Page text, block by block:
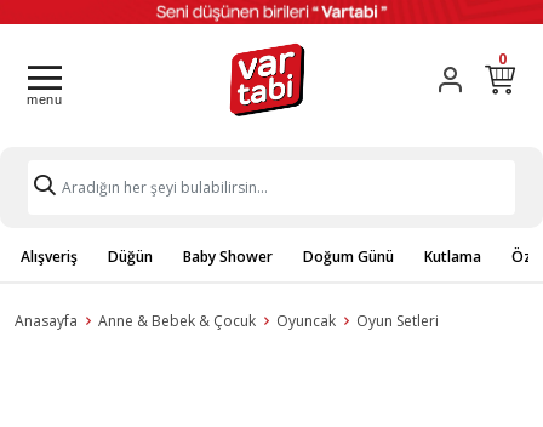
0
Alışveriş Düğün Baby Shower Doğum Günü Kutlama
Anasayfa Anne & Bebek & Çocuk Oyuncak Oyun Setleri